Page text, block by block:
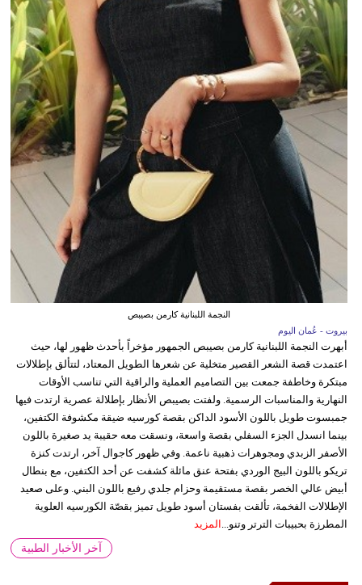
النجمة اللبنانية كارمن بصيبص
بيروت - عُمان اليوم
أبهرت النجمة اللبنانية كارمن بصيبص الجمهور مؤخراً بأحدث ظهور لها، حيث
اعتمدت قصة الشعر القصير متخلية عن شعرها الطويل المعتاد، لتتألق بإطلالات
مبتكرة وخاطفة جمعت بين التصاميم العملية والراقية التي تناسب الأوقات
النهارية والمناسبات الرسمية. ولفتت بصيبص الأنظار بإطلالة عصرية ارتدت فيها
جمبسوت طويل باللون الأسود الداكن بقصة كورسيه ضيقة مكشوفة الكتفين،
بينما انسدل الجزء السفلي بقصة واسعة، ونسقت معه حقيبة يد صغيرة باللون
الأصفر الزبدي ومجوهرات ذهبية ناعمة. وفي ظهور كاجوال آخر، ارتدت كنزة
تريكو باللون البيج الوردي بفتحة عنق مائلة كشفت عن أحد الكتفين، مع بنطال
أبيض عالي الخصر بقصة مستقيمة وحزام جلدي رفيع باللون البني. وعلى صعيد
الإطلالات الفخمة، تألقت بفستان أسود طويل تميز بقصّة الكورسيه العلوية
المطرزة بحبيبات الترتر وتنو... المزيد
آخر الأخبار الطبية